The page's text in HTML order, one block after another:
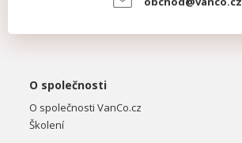
O společnosti
O společnosti VanCo.cz
Školení